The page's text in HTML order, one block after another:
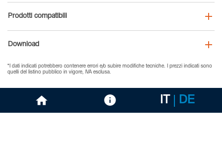
Prodotti compatibili
Download
*I dati indicati potrebbero contenere errori e/o subire modifiche tecniche. I prezzi indicati sono
quelli del listino pubblico in vigore, IVA esclusa.
IT DE